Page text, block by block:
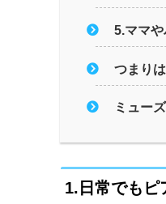
5.ママ
つまり
ミュー
1.日常でもピ